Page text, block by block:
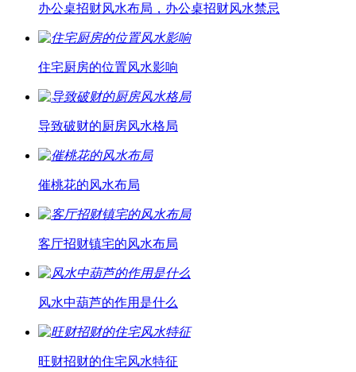
办公桌招财风水布局，办公桌招财风水禁忌
住宅厨房的位置风水影响
导致破财的厨房风水格局
催桃花的风水布局
客厅招财镇宅的风水布局
风水中葫芦的作用是什么
旺财招财的住宅风水特征